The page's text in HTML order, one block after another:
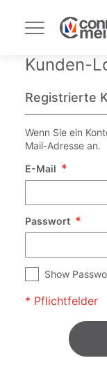
Navigation
umschalten
Kunden-
Registrierte
Wenn Sie ein
Mail-Adresse an.
E-Mail
Passwort
Show